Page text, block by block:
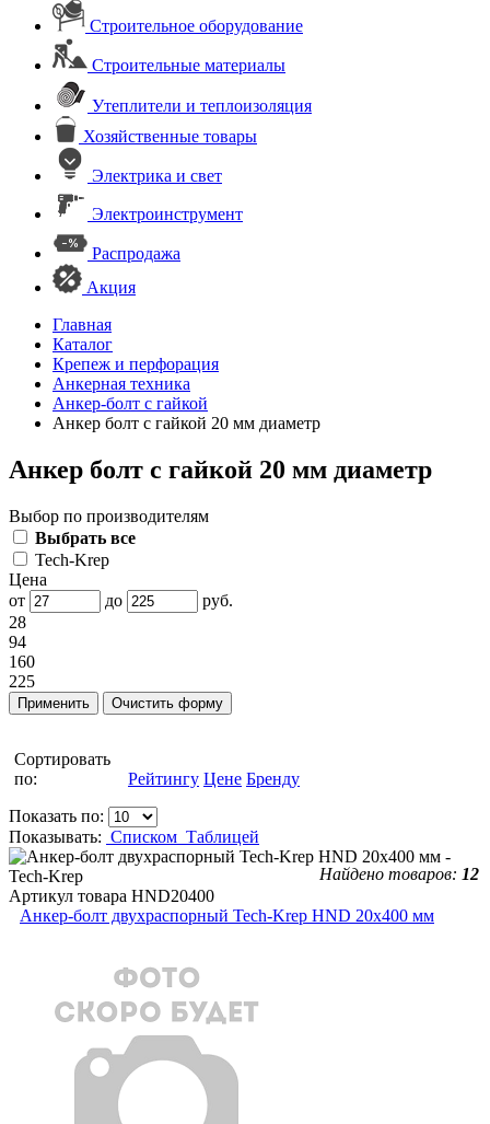
Строительное оборудование
Строительные материалы
Утеплители и теплоизоляция
Хозяйственные товары
Электрика и свет
Электроинструмент
Распродажа
Акция
Главная
Каталог
Крепеж и перфорация
Анкерная техника
Анкер-болт с гайкой
Анкер болт с гайкой 20 мм диаметр
Анкер болт с гайкой 20 мм диаметр
Выбор по производителям
Выбрать все
Tech-Krep
Цена
от
до
руб.
28
94
160
225
Сортировать
по:
Рейтингу Цене Бренду
Показать по:
Показывать: Списком Таблицей
Найдено товаров: 12
Артикул товара HND20400
Анкер-болт двухраспорный Tech-Krep HND 20х400 мм